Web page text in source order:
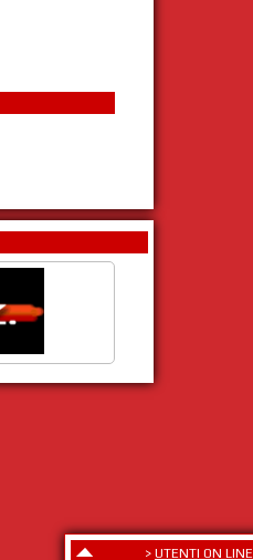
> UTENTI ON LINE